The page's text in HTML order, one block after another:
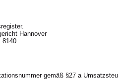
Hannover
8140
gemäß §27 a